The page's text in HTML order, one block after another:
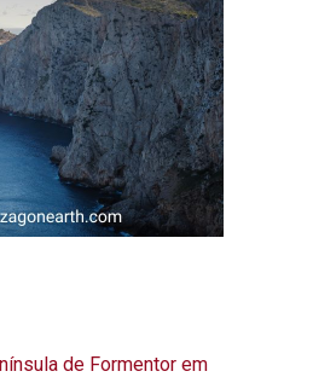
de Formentor em